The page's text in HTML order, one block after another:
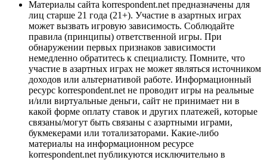
Материалы сайта korrespondent.net предназначены для
лиц старше 21 года (21+). Участие в азартных играх
может вызвать игровую зависимость. Соблюдайте
правила (принципы) ответственной игры. При
обнаружении первых признаков зависимости
немедленно обратитесь к специалисту. Помните, что
участие в азартных играх не может являться источником
доходов или альтернативой работе. Информационный
ресурс korrespondent.net не проводит игры на реальные
и/или виртуальные деньги, сайт не принимает ни в
какой форме оплату ставок и других платежей, которые
связаны/могут быть связаны с азартными играми,
букмекерами или тотализаторами. Какие-либо
материалы на информационном ресурсе
korrespondent.net публикуются исключительно в